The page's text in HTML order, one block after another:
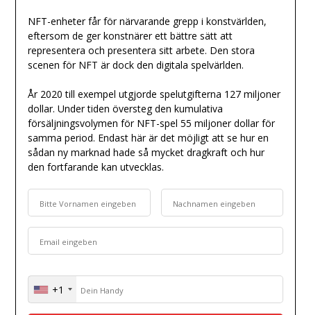
NFT-enheter får för närvarande grepp i konstvärlden,
eftersom de ger konstnärer ett bättre sätt att
representera och presentera sitt arbete. Den stora
scenen för NFT är dock den digitala spelvärlden.
År 2020 till exempel utgjorde spelutgifterna 127 miljoner
dollar. Under tiden översteg den kumulativa
försäljningsvolymen för NFT-spel 55 miljoner dollar för
samma period. Endast här är det möjligt att se hur en
sådan ny marknad hade så mycket dragkraft och hur
den fortfarande kan utvecklas.
United
States
+1